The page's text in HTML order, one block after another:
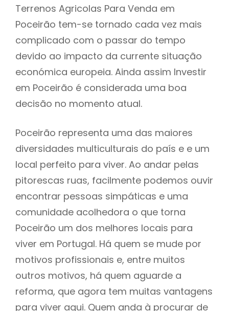
Terrenos Agricolas Para Venda em
Poceirão tem-se tornado cada vez mais
complicado com o passar do tempo
devido ao impacto da currente situação
económica europeia. Ainda assim Investir
em Poceirão é considerada uma boa
decisão no momento atual.
Poceirão representa uma das maiores
diversidades multiculturais do país e e um
local perfeito para viver. Ao andar pelas
pitorescas ruas, facilmente podemos ouvir
encontrar pessoas simpáticas e uma
comunidade acolhedora o que torna
Poceirão um dos melhores locais para
viver em Portugal. Há quem se mude por
motivos profissionais e, entre muitos
outros motivos, há quem aguarde a
reforma, que agora tem muitas vantagens
para viver aqui. Quem anda à procurar de